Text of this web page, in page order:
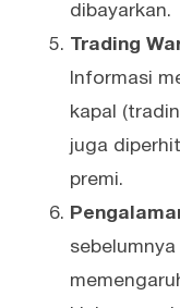
dibayarkan.
Trading
Informasi
kapal
juga
premi.